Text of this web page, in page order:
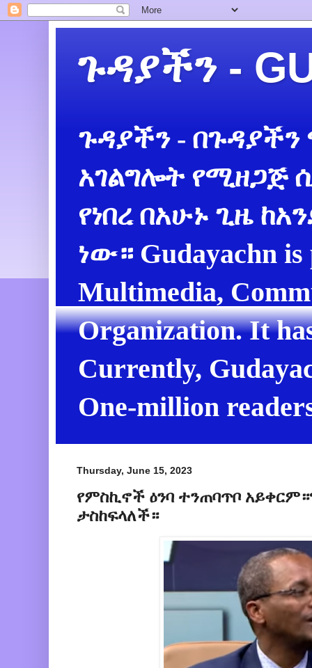
ጉዳያችን -
ጉዳያችን -
አገልግሎት የሚዘጋጅ
የነበረ በአሁኑ ጊዜ
ነው። Gudayachn is
Multimedia,
Organization. It
Currently,
One-million
Thursday, June 15, 2023
የምስኪኖች ዕንባ ተንጠባጥቦ
ታስከፍላለች።